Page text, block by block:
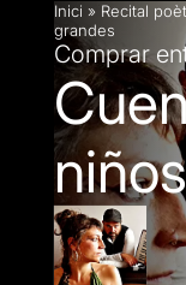
Inici » Recital
grandes
Comprar